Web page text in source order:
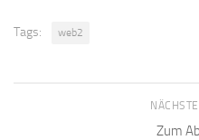
Tags: web2
Zum